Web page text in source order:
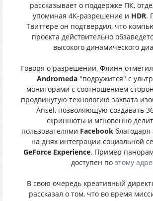
рассказывает о поддержке ПК,
упоминая 4K-разрешение и HDR.
Твиттере он подтвердил, что
проекта действительно
высокого динамического
Говоря о разрешении, Флинн
Andromeda "подружится" с
мониторами с соотношением
продвинутую технологию захвата
Ansel, позволяющую создавать
скриншоты и мгновенно
пользователями Facebook
на днях интеграции социальной
GeForce Experience. Пример
доступен по этому
В свою очередь креативный
рассказал о том, что во время